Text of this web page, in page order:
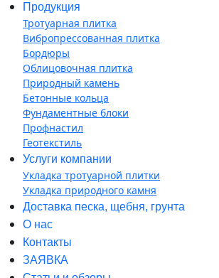
Продукция
Тротуарная плитка
Вибропрессованная плитка
Бордюры
Облицовочная плитка
Природный камень
Бетонные кольца
Фундаментные блоки
Профнастил
Геотекстиль
Услуги компании
Укладка тротуарной плитки
Укладка природного камня
Доставка песка, щебня, грунта
О нас
Контакты
ЗАЯВКА